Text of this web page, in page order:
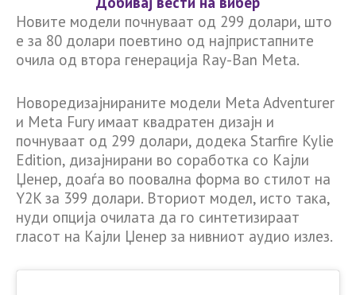
Новите модели почнуваат од 299 долари, што
е за 80 долари поевтино од најпристапните
очила од втора генерација Ray-Ban Meta.
Новоредизајнираните модели Meta Adventurer
и Meta Fury имаат квадратен дизајн и
почнуваат од 299 долари, додека Starfire Kylie
Edition, дизајнирани во соработка со Кајли
Џенер, доаѓа во поовална форма во стилот на
Y2K за 399 долари. Вториот модел, исто така,
нуди опција очилата да го синтетизираат
гласот на Кајли Џенер за нивниот аудио излез.